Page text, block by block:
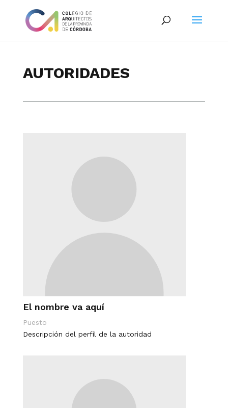
AUTORIDADES
El nombre va aquí
Puesto
Descripción del perfil de la autoridad